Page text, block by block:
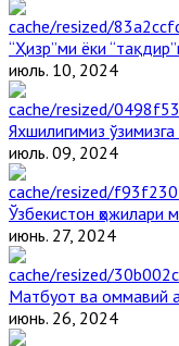
“Ҳизр”ми ёки
июль. 10, 2024
Яхшилигимиз
июль. 09, 2024
Ўзбекистон ҳожилари
июнь. 27, 2024
Матбуот ва оммавий
июнь. 26, 2024